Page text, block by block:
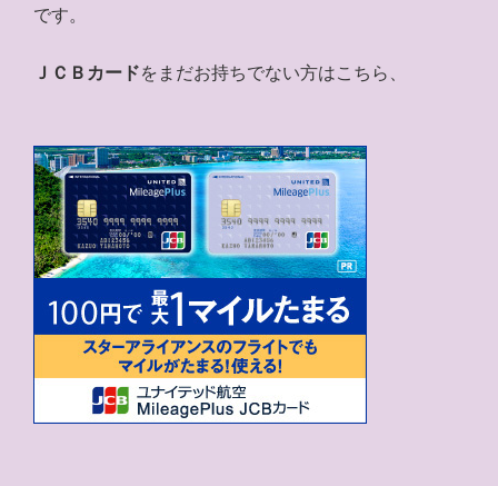
です。
ＪＣＢカードをまだお持ちでない方はこちら、